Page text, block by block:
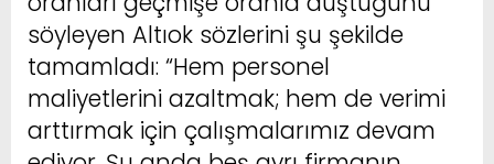
söyleyen Altıok sözlerini şu şekilde
tamamladı: “Hem personel
maliyetlerini azaltmak; hem de verimi
arttırmak için çalışmalarımız devam